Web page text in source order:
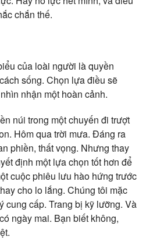
chắn thế.
của loài người là quyền
sống. Chọn lựa điều sẽ
nhận một hoàn cảnh.
núi trong một chuyến đi trượt
Hôm qua trời mưa. Đáng ra
phiền, thất vọng. Nhưng thay
định một lựa chọn tốt hơn để
cuộc phiêu lưu hào hứng trước
cho lo lắng. Chúng tôi mặc
cung cấp. Trang bị kỹ lưỡng. Và
ngày mai. Bạn biết không,